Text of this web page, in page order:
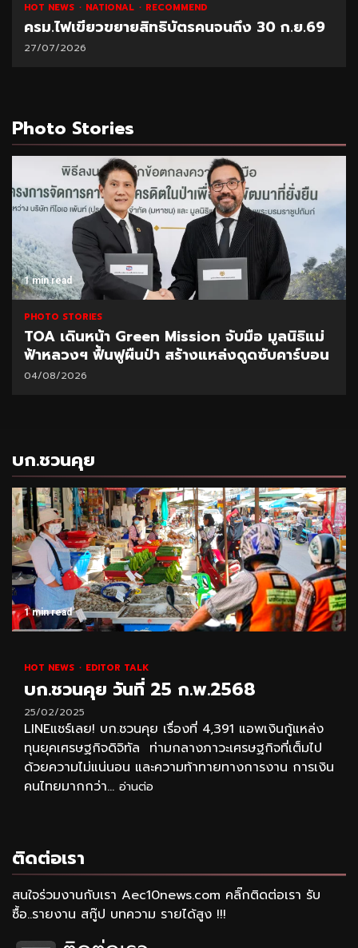
HOT NEWS NATIONAL RECOMMEND
ครม.ไฟเขียวขยายสิทธิบัตรคนจนถึง 30 ก.ย.69
27/07/2026
Photo Stories
1 min read
PHOTO STORIES
TOA เดินหน้า Green Mission จับมือ มูลนิธิแม่
ฟ้าหลวงฯ ฟื้นฟูผืนป่า สร้างแหล่งดูดซับคาร์บอน
04/08/2026
บก.ชวนคุย
1 min read
HOT NEWS EDITOR TALK
บก.ชวนคุย วันที่ 25 ก.พ.2568
25/02/2025
LINEแชร์เลย! บก.ชวนคุย เรื่องที่ 4,391 แอพเงินกู้แหล่ง
ทุนยุคเศรษฐกิจดิจิทัล ท่ามกลางภาวะเศรษฐกิจที่เต็มไป
ด้วยความไม่แน่นอน และความท้าทายทางการงาน การเงิน
คนไทยมากกว่า... อ่านต่อ
ติดต่อเรา
สนใจร่วมงานกับเรา Aec10news.com คลิ๊กติดต่อเรา รับ
ซื้อ..รายงาน สกู๊ป บทความ รายได้สูง !!!